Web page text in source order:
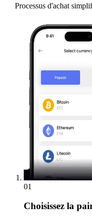
Processus d'achat
01
Choisissez la